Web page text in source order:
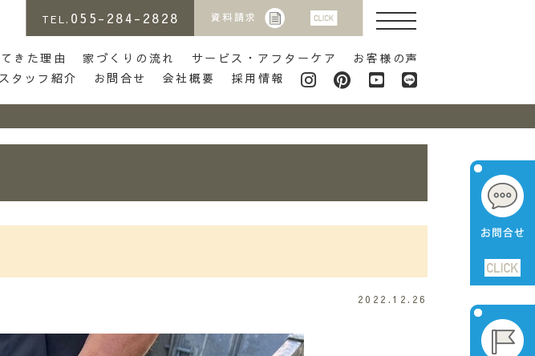
づくり
TEL. 055-284-2828 資料請求
きた理由 家づくりの流れ サービス・アフターケア
お客様の声
スタッフ紹介
お問合せ 会社概要 採用情報
2022.12.26